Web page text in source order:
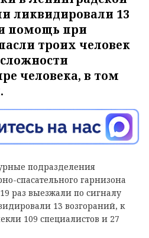
ликвидировали 13
помощь при
троих человек
человека, в том
подразделения
спасательного гарнизона
раз выезжали по сигналу
13 возгораний, к
109 специалистов и 27